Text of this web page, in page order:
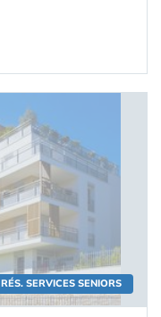
RÉS. SERVICES SENIORS